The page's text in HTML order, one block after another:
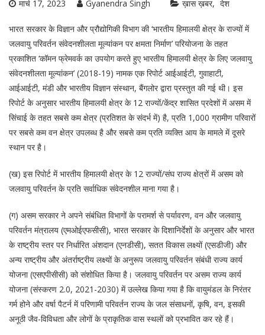
मार्च 17, 2023 Gyanendra Singh ख़ास ख़बर देश
भारत सरकार के विज्ञान और प्रौद्योगिकी विभाग की ‘भारतीय हिमालयी क्षेत्र के राज्यों में
जलवायु परिवर्तन संवेदनशीलता मूल्यांकन पर क्षमता निर्माण’ परियोजना के तहत
प्रकाशित ‘कॉमन फ्रेमवर्क का उपयोग करते हुए भारतीय हिमालयी क्षेत्र के लिए जलवायु
संवेदनशीलता मूल्यांकन’ (2018-19) नामक एक रिपोर्ट आईआईटी, गुवाहाटी,
आईआईटी, मंडी और भारतीय विज्ञान संस्थान, बैंगलोर द्वारा प्रस्तुत की गई थी। इस
रिपोर्ट के अनुसार भारतीय हिमालयी क्षेत्र के 12 राज्यों/केंद्र शासित प्रदेशों में असम में
सिंचाई के तहत सबसे कम क्षेत्र (प्रतिशत के संदर्भ में) है, प्रति 1,000 ग्रामीण परिवारों
पर सबसे कम वन क्षेत्र उपलब्ध है और सबसे कम प्रति व्यक्ति आय के मामले में दूसरे
स्थान पर है।
(ख) इस रिपोर्ट में भारतीय हिमालयी क्षेत्र के 12 राज्यों/संघ राज्य क्षेत्रों में असम को
जलवायु परिवर्तन के प्रति सर्वाधिक संवेदनशील माना गया है।
(ग) असम सरकार ने अपने संबंधित विभागों के परामर्श से पर्यावरण, वन और जलवायु
परिवर्तन मंत्रालय (एमओईएफसीसी), भारत सरकार के दिशानिर्देशों के अनुसार और भारत
के राष्ट्रीय स्तर पर निर्धारित अंशदान (एनडीसी), सतत विकास लक्ष्यों (एसडीजी) और
अन्य राष्ट्रीय और अंतर्राष्ट्रीय लक्ष्यों के अनुरूप जलवायु परिवर्तन संबंधी राज्य कार्य
योजना (एसएपीसीसी) को संशोधित किया है। जलवायु परिवर्तन पर असम राज्य कार्य
योजना (संस्करण 2.0, 2021-2030) में उल्लेख किया गया है कि वायुमंडल के निरंतर
गर्म होने और वर्षा पैटर्न में परिणामी परिवर्तन राज्य के जल संसाधनों, कृषि, वन, इसकी
अनूठी जैव-विविधता और लोगों के प्राकृतिक वास स्थलों को प्रभावित कर रहे हैं।